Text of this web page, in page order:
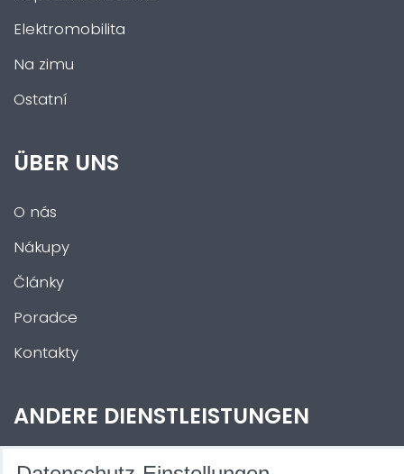
Elektromobilita
Na zimu
Ostatní
ÜBER UNS
O nás
Nákupy
Články
Poradce
Kontakty
ANDERE DIENSTLEISTUNGEN
Zábava na Vaši akci